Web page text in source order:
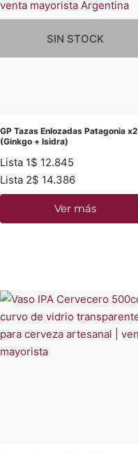
SIN STOCK
GP Tazas Enlozadas Patagonia x2
(Ginkgo + Isidra)
Lista 1$ 12.845
Lista 2$ 14.386
Ver más